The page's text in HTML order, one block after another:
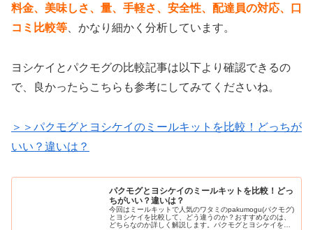
料金、美味しさ、量、手軽さ、安全性、配達員の対応、口
コミ比較等、かなり細かく分析しています。
ヨシケイとパクモグの比較記事は以下より確認できるの
で、良かったらこちらも参考にしてみてくださいね。
＞＞パクモグとヨシケイのミールキットを比較！どっちが
いい？違いは？
パクモグとヨシケイのミールキットを比較！どっ
ちがいい？違いは？
今回はミールキットで人気のワタミのpakumogu(パクモグ)
とヨシケイを比較して、どう違うのか？おすすめなのは、
どちらなのか詳しく解説します。パクモグとヨシケイを試